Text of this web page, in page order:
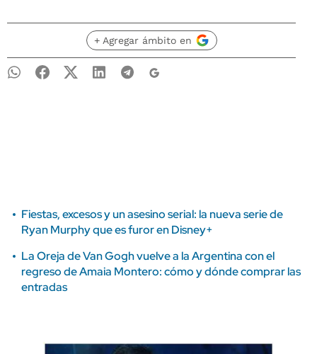
+ Agregar ámbito en
Fiestas, excesos y un asesino serial: la nueva serie de
Ryan Murphy que es furor en Disney+
La Oreja de Van Gogh vuelve a la Argentina con el
regreso de Amaia Montero: cómo y dónde comprar las
entradas